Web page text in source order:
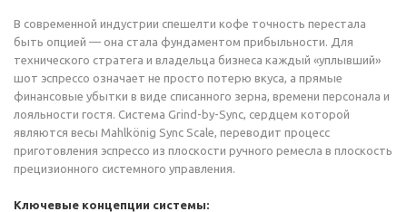
В современной индустрии спешелти кофе точность перестала
быть опцией — она стала фундаментом прибыльности. Для
технического стратега и владельца бизнеса каждый «уплывший»
шот эспрессо означает не просто потерю вкуса, а прямые
финансовые убытки в виде списанного зерна, времени персонала и
лояльности гостя. Система Grind-by-Sync, сердцем которой
являются весы Mahlkönig Sync Scale, переводит процесс
приготовления эспрессо из плоскости ручного ремесла в плоскость
прецизионного системного управления.
Ключевые концепции системы: